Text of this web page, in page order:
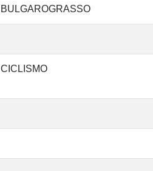
BULGAROGRASSO
CICLISMO